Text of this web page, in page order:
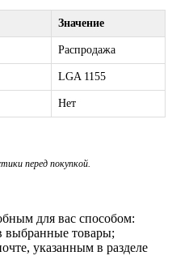
Значение
Распродажа
LGA 1155
Нет
перед покупкой.
для вас способом:
выбранные товары;
указанным в разделе